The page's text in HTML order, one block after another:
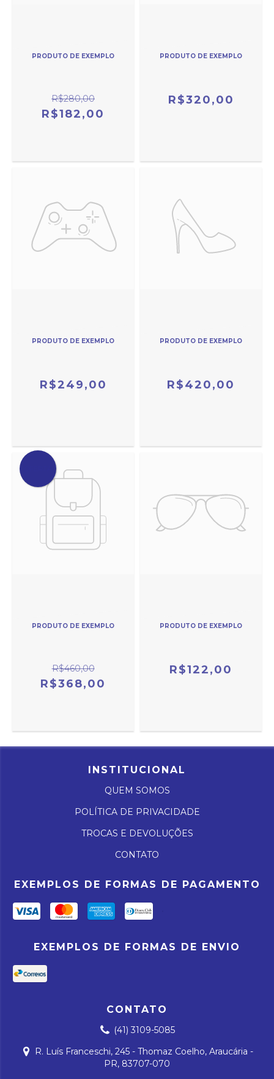
PRODUTO DE EXEMPLO
R$280,00
R$182,00
PRODUTO DE EXEMPLO
R$320,00
PRODUTO DE EXEMPLO
R$249,00
PRODUTO DE EXEMPLO
R$420,00
PRODUTO DE EXEMPLO
R$460,00
R$368,00
PRODUTO DE EXEMPLO
R$122,00
INSTITUCIONAL
QUEM SOMOS
POLÍTICA DE PRIVACIDADE
TROCAS E DEVOLUÇÕES
CONTATO
EXEMPLOS DE FORMAS DE PAGAMENTO
EXEMPLOS DE FORMAS DE ENVIO
CONTATO
(41) 3109-5085
R. Luís Franceschi, 245 - Thomaz Coelho, Araucária -
PR, 83707-070